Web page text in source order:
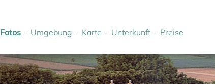
Fotos Umgebung Karte Unterkunft Preise